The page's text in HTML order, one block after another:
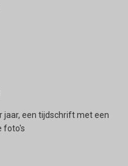
jaar, een tijdschrift met een
foto's